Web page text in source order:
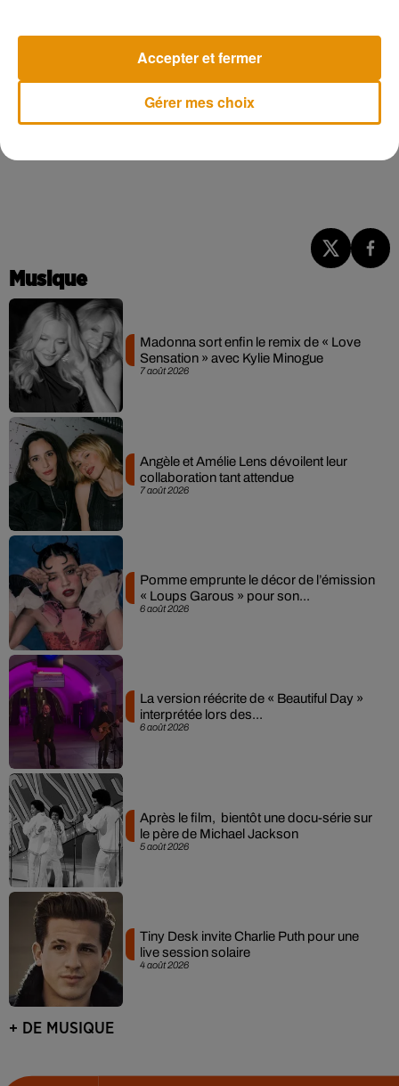
Musique
7 août 2026
Madonna sort enfin le remix de « Love
Sensation » avec Kylie Minogue
7 août 2026
Angèle et Amélie Lens dévoilent leur
collaboration tant attendue
6 août 2026
Pomme emprunte le décor de l’émission
« Loups Garous » pour son...
6 août 2026
La version réécrite de « Beautiful Day »
interprétée lors des...
5 août 2026
Après le film, bientôt une docu-série sur
le père de Michael Jackson
4 août 2026
Tiny Desk invite Charlie Puth pour une
live session solaire
+ DE MUSIQUE
Gérer mes choix
Accepter et fermer